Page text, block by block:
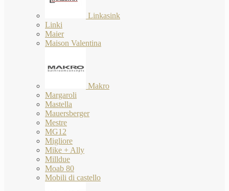
Linkasink
Linki
Maier
Maison Valentina
Makro
Margaroli
Mastella
Mauersberger
Mestre
MG12
Migliore
Mike + Ally
Milldue
Moab 80
Mobili di castello